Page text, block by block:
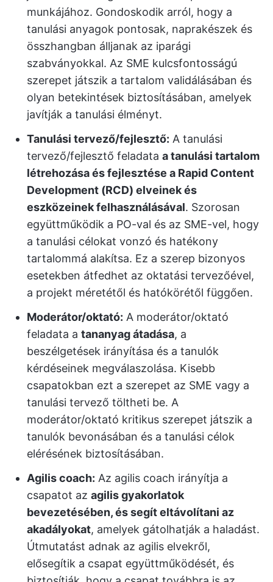
munkájához. Gondoskodik arról, hogy a
tanulási anyagok pontosak, naprakészek és
összhangban álljanak az iparági
szabványokkal. Az SME kulcsfontosságú
szerepet játszik a tartalom validálásában és
olyan betekintések biztosításában, amelyek
javítják a tanulási élményt.
Tanulási tervező/fejlesztő: A tanulási
tervező/fejlesztő feladata a tanulási tartalom
létrehozása és fejlesztése a Rapid Content
Development (RCD) elveinek és
eszközeinek felhasználásával. Szorosan
együttműködik a PO-val és az SME-vel, hogy
a tanulási célokat vonzó és hatékony
tartalommá alakítsa. Ez a szerep bizonyos
esetekben átfedhet az oktatási tervezőével,
a projekt méretétől és hatókörétől függően.
Moderátor/oktató: A moderátor/oktató
feladata a tananyag átadása, a
beszélgetések irányítása és a tanulók
kérdéseinek megválaszolása. Kisebb
csapatokban ezt a szerepet az SME vagy a
tanulási tervező töltheti be. A
moderátor/oktató kritikus szerepet játszik a
tanulók bevonásában és a tanulási célok
elérésének biztosításában.
Agilis coach: Az agilis coach irányítja a
csapatot az agilis gyakorlatok
bevezetésében, és segít eltávolítani az
akadályokat, amelyek gátolhatják a haladást.
Útmutatást adnak az agilis elvekről,
elősegítik a csapat együttműködését, és